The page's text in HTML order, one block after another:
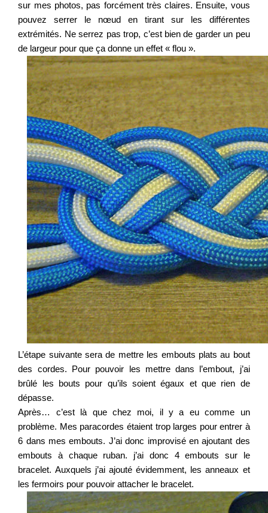
sur mes photos, pas forcément très claires. Ensuite, vous
pouvez serrer le nœud en tirant sur les différentes
extrémités. Ne serrez pas trop, c’est bien de garder un peu
de largeur pour que ça donne un effet « flou ».
L’étape suivante sera de mettre les embouts plats au bout
des cordes. Pour pouvoir les mettre dans l’embout, j’ai
brûlé les bouts pour qu’ils soient égaux et que rien de
dépasse.
Après… c’est là que chez moi, il y a eu comme un
problème. Mes paracordes étaient trop larges pour entrer à
6 dans mes embouts. J’ai donc improvisé en ajoutant des
embouts à chaque ruban. j’ai donc 4 embouts sur le
bracelet. Auxquels j’ai ajouté évidemment, les anneaux et
les fermoirs pour pouvoir attacher le bracelet.